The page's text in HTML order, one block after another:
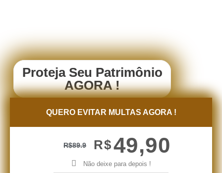
Proteja Seu Patrimônio
AGORA !
QUERO EVITAR MULTAS AGORA !
R$89.9 R$49,90
Não deixe para depois !